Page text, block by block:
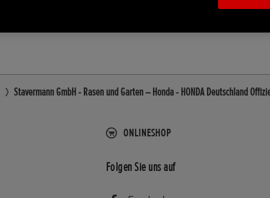
Stavermann GmbH - Rasen und Garten – Honda - HONDA Deutschland
ONLINESHOP
Folgen Sie uns auf